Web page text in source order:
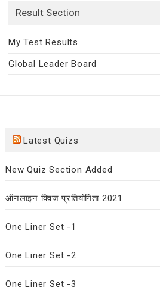
Result Section
My Test Results
Global Leader Board
Latest Quizs
New Quiz Section Added
ऑनलाइन क्विज प्रतियोगिता 2021
One Liner Set -1
One Liner Set -2
One Liner Set -3